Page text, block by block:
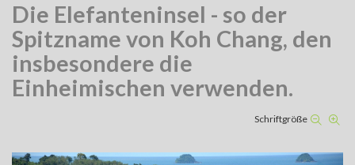
Die Elefanteninsel - so der
Spitzname von Koh Chang, den
insbesondere die
Einheimischen verwenden.
Schriftgröße